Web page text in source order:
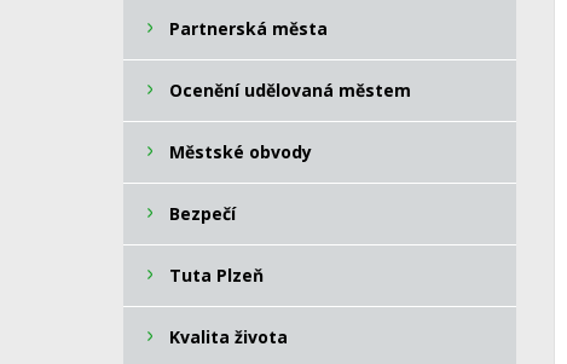
Partnerská města
Ocenění udělovaná městem
Městské obvody
Bezpečí
Tuta Plzeň
Kvalita života